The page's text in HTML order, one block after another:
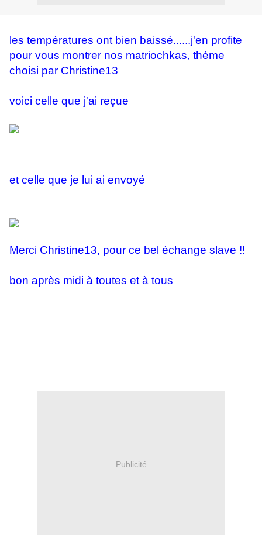
les températures ont bien baissé......j'en profite
pour vous montrer nos matriochkas, thème
choisi par Christine13
voici celle que j'ai reçue
et celle que je lui ai envoyé
Merci Christine13, pour ce bel échange slave !!
bon après midi à toutes et à tous
Publicité